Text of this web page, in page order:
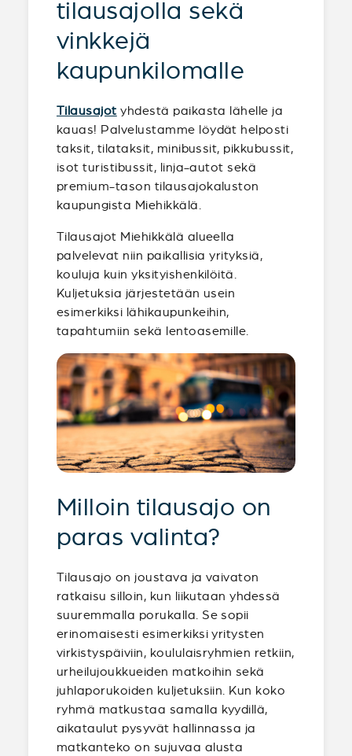
tilausajolla sekä
vinkkejä
kaupunkilomalle
Tilausajot yhdestä paikasta lähelle ja
kauas! Palvelustamme löydät helposti
taksit, tilataksit, minibussit, pikkubussit,
isot turistibussit, linja-autot sekä
premium-tason tilausajokaluston
kaupungista Miehikkälä.
Tilausajot Miehikkälä alueella
palvelevat niin paikallisia yrityksiä,
kouluja kuin yksityishenkilöitä.
Kuljetuksia järjestetään usein
esimerkiksi lähikaupunkeihin,
tapahtumiin sekä lentoasemille.
Milloin tilausajo on
paras valinta?
Tilausajo on joustava ja vaivaton
ratkaisu silloin, kun liikutaan yhdessä
suuremmalla porukalla. Se sopii
erinomaisesti esimerkiksi yritysten
virkistyspäiviin, koululaisryhmien retkiin,
urheilujoukkueiden matkoihin sekä
juhlaporukoiden kuljetuksiin. Kun koko
ryhmä matkustaa samalla kyydillä,
aikataulut pysyvät hallinnassa ja
matkanteko on sujuvaa alusta